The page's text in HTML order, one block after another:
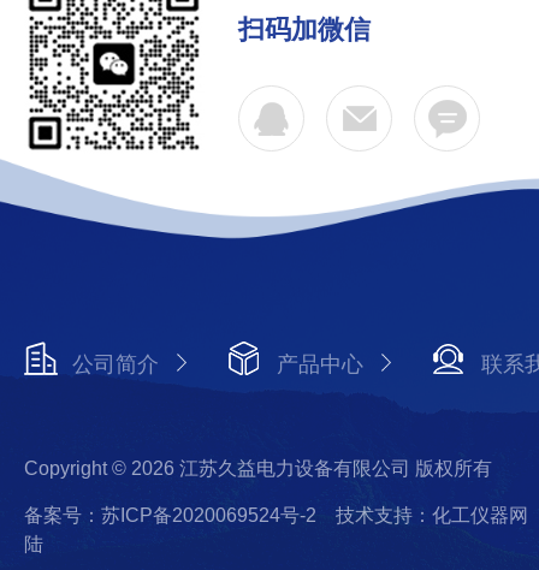
扫码加微信
公司简介 产品中心 联系
Copyright © 2026 江苏久益电力设备有限公司 版权所有
备案号：苏ICP备2020069524号-2
技术支持：化工仪器网
陆